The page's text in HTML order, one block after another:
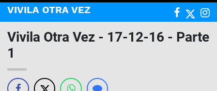
VIVILA OTRA VEZ
Vivila Otra Vez - 17-12-16 - Parte
1